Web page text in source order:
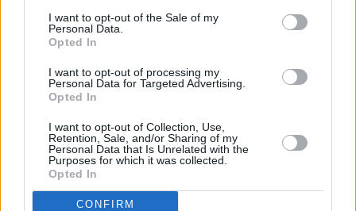
cualquier momento entrando de nuevo en este sitio web o
visitando nuestra política de privacidad.
I want to opt-out of the Sale of my
Personal Data.
Opted In
I want to opt-out of processing my
Personal Data for Targeted Advertising.
Opted In
I want to opt-out of Collection, Use,
Retention, Sale, and/or Sharing of my
Personal Data that Is Unrelated with the
Purposes for which it was collected.
Opted In
CONFIRM